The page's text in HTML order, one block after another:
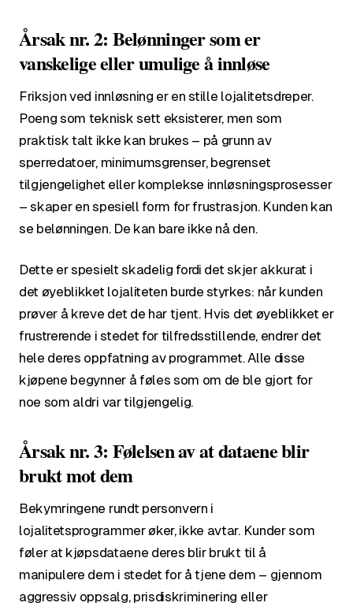
Årsak nr. 2: Belønninger som er
vanskelige eller umulige å innløse
Friksjon ved innløsning er en stille lojalitetsdreper.
Poeng som teknisk sett eksisterer, men som
praktisk talt ikke kan brukes – på grunn av
sperredatoer, minimumsgrenser, begrenset
tilgjengelighet eller komplekse innløsningsprosesser
– skaper en spesiell form for frustrasjon. Kunden kan
se belønningen. De kan bare ikke nå den.
Dette er spesielt skadelig fordi det skjer akkurat i
det øyeblikket lojaliteten burde styrkes: når kunden
prøver å kreve det de har tjent. Hvis det øyeblikket er
frustrerende i stedet for tilfredsstillende, endrer det
hele deres oppfatning av programmet. Alle disse
kjøpene begynner å føles som om de ble gjort for
noe som aldri var tilgjengelig.
Årsak nr. 3: Følelsen av at dataene blir
brukt mot dem
Bekymringene rundt personvern i
lojalitetsprogrammer øker, ikke avtar. Kunder som
føler at kjøpsdataene deres blir brukt til å
manipulere dem i stedet for å tjene dem – gjennom
aggressiv oppsalg, prisdiskriminering eller